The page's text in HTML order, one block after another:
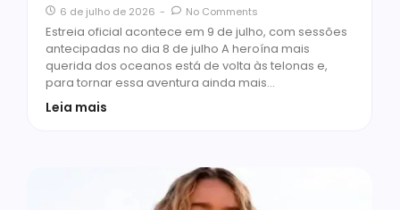
6 de julho de 2026 - No Comments
Estreia oficial acontece em 9 de julho, com sessões
antecipadas no dia 8 de julho A heroína mais
querida dos oceanos está de volta às telonas e,
para tornar essa aventura ainda mais…
Leia mais